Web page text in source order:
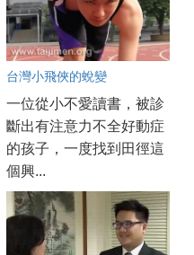
台灣小飛俠的蛻變
一位從小不愛讀書，被診
斷出有注意力不全好動症
的孩子，一度找到田徑這
個興...